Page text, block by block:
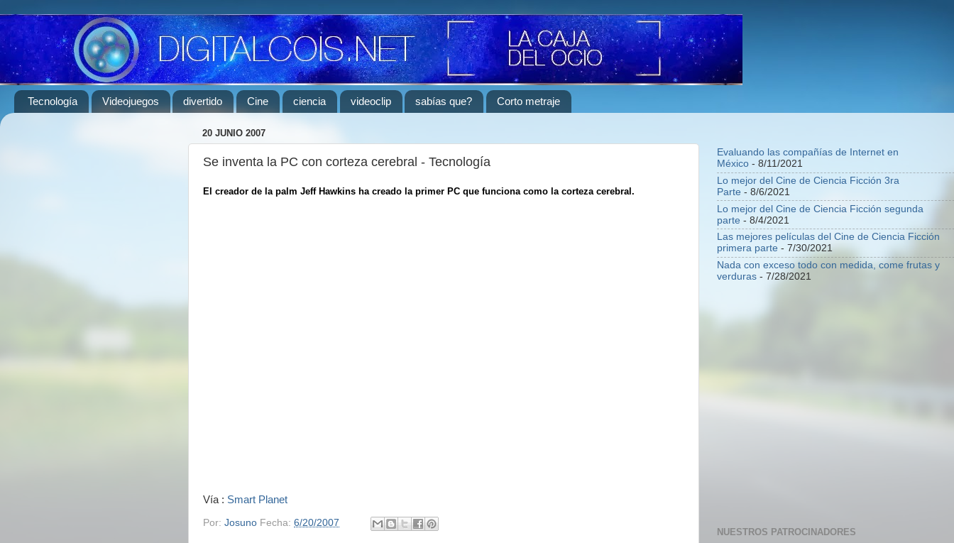
Tecnología Videojuegos divertido Cine ciencia videoclip sabías que? Corto metraje
20 JUNIO 2007
Se inventa la PC con corteza cerebral - Tecnología
El creador de la palm Jeff Hawkins ha creado la primer PC que funciona como la corteza cerebral.
Vía : Smart Planet
Por: Josuno Fecha: 6/20/2007
Evaluando las compañías de Internet en
México - 8/11/2021
Lo mejor del Cine de Ciencia Ficción 3ra
Parte - 8/6/2021
Lo mejor del Cine de Ciencia Ficción segunda
parte - 8/4/2021
Las mejores películas del Cine de Ciencia Ficción
primera parte - 7/30/2021
Nada con exceso todo con medida, come frutas y
verduras - 7/28/2021
NUESTROS PATROCINADORES